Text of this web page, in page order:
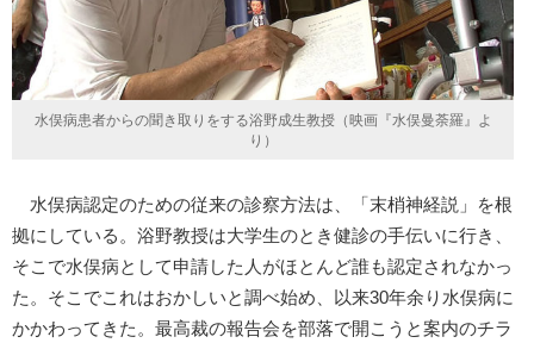
水俣病患者からの聞き取りをする浴野成生教授（映画『水俣曼荼羅』よ
り）
水俣病認定のための従来の診察方法は、「末梢神経説」を根
拠にしている。浴野教授は大学生のとき健診の手伝いに行き、
そこで水俣病として申請した人がほとんど誰も認定されなかっ
た。そこでこれはおかしいと調べ始め、以来30年余り水俣病に
かかわってきた。最高裁の報告会を部落で開こうと案内のチラ